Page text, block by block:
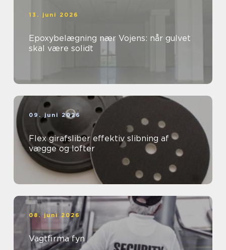
13. juni 2026
Epoxybelægning nær Vojens: når gulvet
skal være solidt
09. juni 2026
Flex girafsliber effektiv slibning af
vægge og lofter
08. juni 2026
Vagtfirma fyn